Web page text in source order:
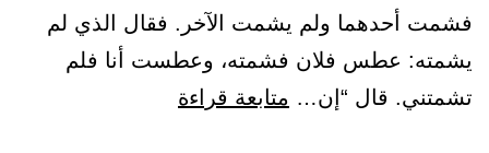
فشمت أحدهما ولم يشمت الآخر. فقال الذي لم
يشمته: عطس فلان فشمته، وعطست أنا فلم
تشمتني. قال “إن… متابعة قراءة